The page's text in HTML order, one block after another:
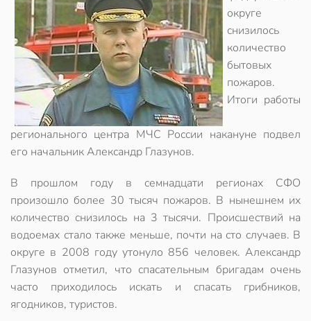
округе
снизилось
количество
бытовых
пожаров.
Итоги работы
регионального центра МЧС России накануне подвел
его начальник Александр Глазунов.
В прошлом году в семнадцати регионах СФО
произошло более 30 тысяч пожаров. В нынешнем их
количество снизилось на 3 тысячи. Происшествий на
водоемах стало также меньше, почти на сто случаев. В
округе в 2008 году утонуло 856 человек. Александр
Глазунов отметил, что спасательным бригадам очень
часто приходилось искать и спасать грибников,
ягодников, туристов.